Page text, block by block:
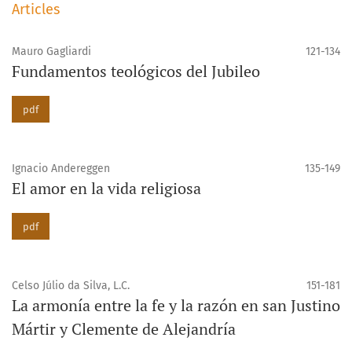
Articles
Mauro Gagliardi 121-134
Fundamentos teológicos del Jubileo
pdf
Ignacio Andereggen 135-149
El amor en la vida religiosa
pdf
Celso Júlio da Silva, L.C. 151-181
La armonía entre la fe y la razón en san Justino
Mártir y Clemente de Alejandría